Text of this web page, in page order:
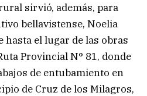
sirvió, además, para
bellavistense, Noelia
hasta el lugar de las obras
Provincial N° 81, donde
de entubamiento en
de Cruz de los Milagros,